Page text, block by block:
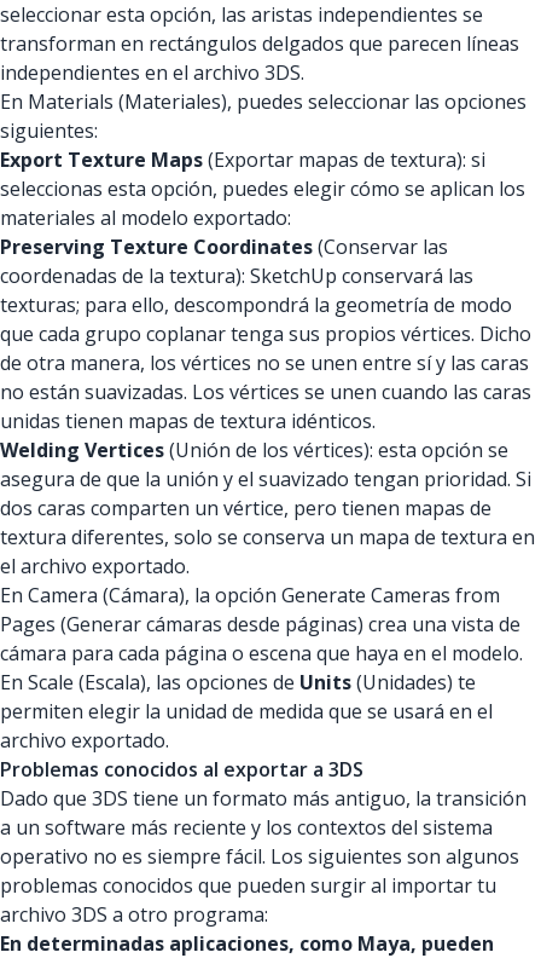
seleccionar esta opción, las aristas independientes se
transforman en rectángulos delgados que parecen líneas
independientes en el archivo 3DS.
En Materials (Materiales), puedes seleccionar las opciones
siguientes:
Export Texture Maps(Exportar mapas de textura): si
seleccionas esta opción, puedes elegir cómo se aplican los
materiales al modelo exportado:
Preserving Texture Coordinates(Conservar las
coordenadas de la textura): SketchUp conservará las
texturas; para ello, descompondrá la geometría de modo
que cada grupo coplanar tenga sus propios vértices. Dicho
de otra manera, los vértices no se unen entre sí y las caras
no están suavizadas. Los vértices se unen cuando las caras
unidas tienen mapas de textura idénticos.
Welding Vertices(Unión de los vértices): esta opción se
asegura de que la unión y el suavizado tengan prioridad. Si
dos caras comparten un vértice, pero tienen mapas de
textura diferentes, solo se conserva un mapa de textura en
el archivo exportado.
En Camera (Cámara), la opción Generate Cameras from
Pages (Generar cámaras desde páginas) crea una vista de
cámara para cada página o escena que haya en el modelo.
En Scale (Escala), las opciones de Units(Unidades) te
permiten elegir la unidad de medida que se usará en el
archivo exportado.
Problemas conocidos al exportar a 3DS
Dado que 3DS tiene un formato más antiguo, la transición
a un software más reciente y los contextos del sistema
operativo no es siempre fácil. Los siguientes son algunos
problemas conocidos que pueden surgir al importar tu
archivo 3DS a otro programa:
En determinadas aplicaciones, como Maya, pueden